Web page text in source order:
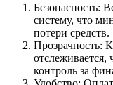
Безопасность:
систему, что
потери средств.
Прозрачность:
отслеживается,
контроль за